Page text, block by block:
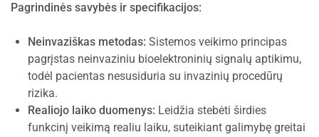
Pagrindinės savybės ir specifikacijos:
Neinvaziškas metodas: Sistemos veikimo principas
pagrįstas neinvaziniu bioelektroninių signalų aptikimu,
todėl pacientas nesusiduria su invazinių procedūrų
rizika.
Realiojo laiko duomenys: Leidžia stebėti širdies
funkcinį veikimą realiu laiku, suteikiant galimybę greitai